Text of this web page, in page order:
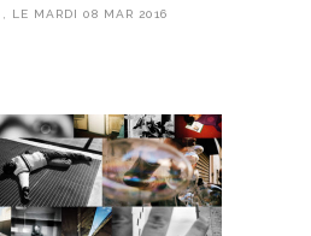
, LE MARDI 08 MAR 2016